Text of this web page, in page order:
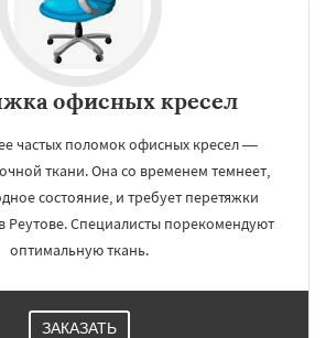
офисных кресел
частых поломок офисных кресел —
ткани. Она со временем темнеет,
состояние, и требует перетяжки
Реутове. Специалисты порекомендуют
оптимальную ткань.
ЗАКАЗАТЬ